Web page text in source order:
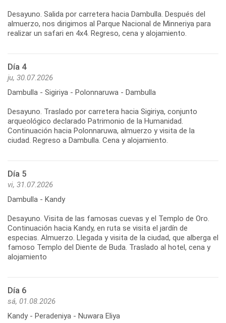
Desayuno. Salida por carretera hacia Dambulla. Después del
almuerzo, nos dirigimos al Parque Nacional de Minneriya para
Día 4
ju, 30.07.2026
Dambulla - Sigiriya - Polonnaruwa - Dambulla
Desayuno. Traslado por carretera hacia Sigiriya, conjunto
arqueológico declarado Patrimonio de la Humanidad.
Continuación hacia Polonnaruwa, almuerzo y visita de la
Día 5
vi, 31.07.2026
Dambulla - Kandy
Desayuno. Visita de las famosas cuevas y el Templo de Oro.
Continuación hacia Kandy, en ruta se visita el jardín de
especias. Almuerzo. Llegada y visita de la ciudad, que alberga el
famoso Templo del Diente de Buda. Traslado al hotel, cena y
Día 6
sá, 01.08.2026
Kandy - Peradeniya - Nuwara Eliya